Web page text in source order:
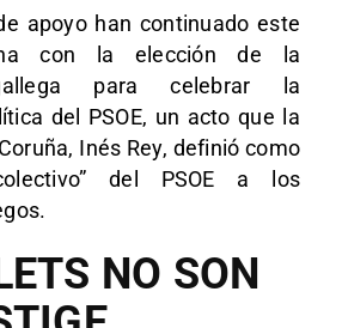
apoyo han continuado este
con la elección de la
para celebrar la
del PSOE, un acto que la
Inés Rey, definió como
del PSOE a los
NO SON